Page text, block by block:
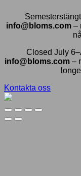
info@bloms.com–
Closed July
info@bloms.com–
Kontakta oss